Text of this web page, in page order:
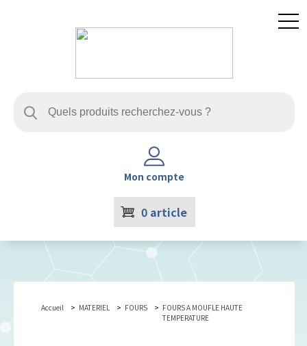
Mon compte
0 article
Accueil MATERIEL FOURS
FOURS A MOUFLE HAUTE
TEMPERATURE